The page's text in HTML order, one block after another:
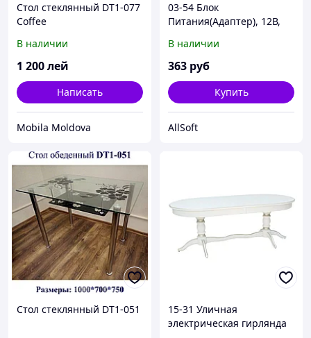
Стол стеклянный DT1-077
Coffee
В наличии
1 200лей
Написать
Mobila Moldova
03-54 Блок
Питания(Адаптер), 12В,
2,5*5,5мм, пластик,
90*50*30мм
В наличии
363 руб
Купить
AllSoft
Стол стеклянный DT1-051
15-31 Уличная
электрическая гирлянда